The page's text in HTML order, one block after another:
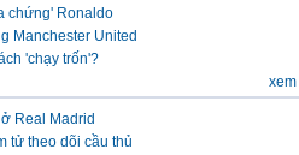
chứng' Ronaldo
Manchester United
'chạy trốn'?
Real Madrid
tử theo dõi cầu thủ